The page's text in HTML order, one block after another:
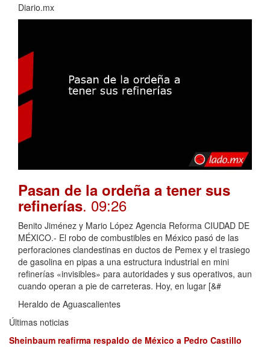
Diario.mx
Pasan de la ordeña a tener sus
refinerías. 09:26
Benito Jiménez y Mario López Agencia Reforma CIUDAD DE
MÉXICO.- El robo de combustibles en México pasó de las
perforaciones clandestinas en ductos de Pemex y el trasiego
de gasolina en pipas a una estructura industrial en mini
refinerías «invisibles» para autoridades y sus operativos, aun
cuando operan a pie de carreteras. Hoy, en lugar [&#
Heraldo de Aguascalientes
Últimas noticias
Sheinbaum reafirma respaldo de México a Pedro Castillo